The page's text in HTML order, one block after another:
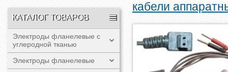
КАТАЛОГ ТОВАРОВ
Электроды фланелевые с
углеродной тканью
Электроды фланелевые
кабели